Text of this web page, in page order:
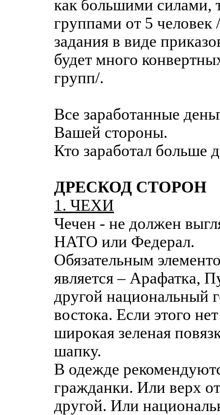
как большими силами,
группами от 5 человек
задания в виде
будет много
групп/.
Все заработанные
Вашей стороны.
Кто заработал больше
ДРЕСКОД СТОРОН
1. ЧЕХИ
Чечен - не должен
НАТО или Федерал.
Обязательным
является – Арафатка,
другой национальный
востока. Если этого
широкая зеленая
шапку.
В одежде
гражданки. Или верх
другой. Или